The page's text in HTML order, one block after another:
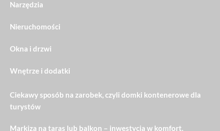
Narzędzia
Nieruchomości
Okna i drzwi
Wnętrze i dodatki
Ciekawy sposób na zarobek, czyli domki kontenerowe dla
turystów
Markiza na taras lub balkon – inwestycja w komfort,